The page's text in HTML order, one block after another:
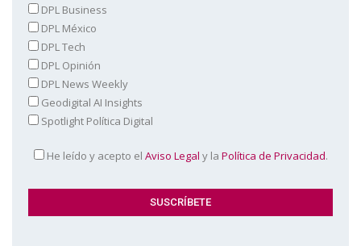
DPL Business
DPL México
DPL Tech
DPL Opinión
DPL News Weekly
Geodigital AI Insights
Spotlight Política Digital
He leído y acepto el Aviso Legal y la Política de Privacidad.